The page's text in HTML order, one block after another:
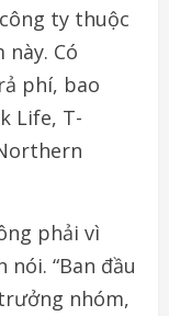
ty thuộc
Có
phí, bao
Life, T-
phải vì
“Ban đầu
nhóm,